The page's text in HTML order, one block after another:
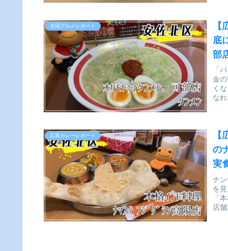
全国グルメレポート
底
部
ー
「
金
く
な
広島カレーレポート
の
実
ナ
を
「
店